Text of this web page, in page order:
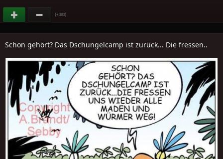
(+380)
Schon gehört? Das Dschungelcamp ist zurück... Die fressen..